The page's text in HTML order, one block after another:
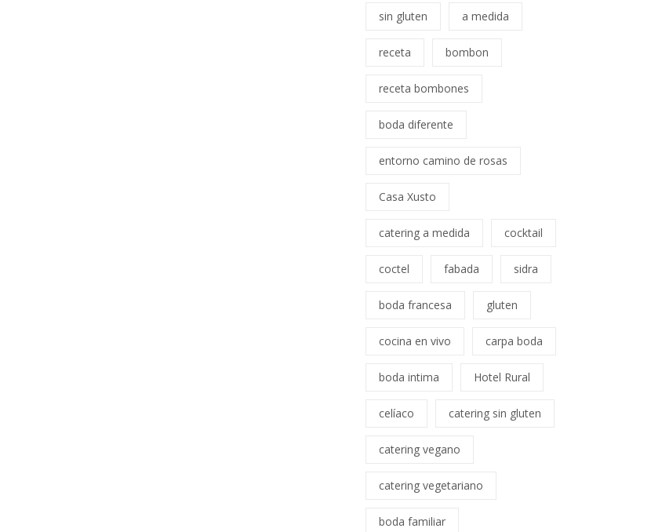
sin gluten a medida
receta bombon
receta bombones
boda diferente
entorno camino de rosas
Casa Xusto
catering a medida cocktail
coctel fabada sidra
boda francesa gluten
cocina en vivo carpa boda
boda intima Hotel Rural
celíaco catering sin gluten
catering vegano
catering vegetariano
boda familiar